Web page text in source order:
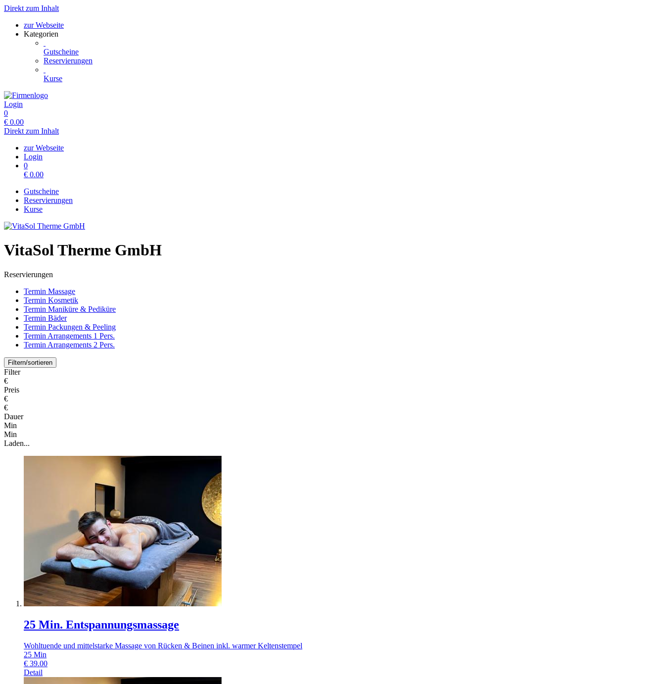
Direkt zum Inhalt
zur Webseite
Kategorien
Gutscheine
Reservierungen
Kurse
Login
0
€ 0.00
Direkt zum Inhalt
zur Webseite
Login
0
€ 0.00
Gutscheine
Reservierungen
Kurse
VitaSol Therme GmbH
Reservierungen
Termin Massage
Termin Kosmetik
Termin Maniküre & Pediküre
Termin Bäder
Termin Packungen & Peeling
Termin Arrangements 1 Pers.
Termin Arrangements 2 Pers.
Filtern/sortieren
Filter
€
Preis
€
€
Dauer
Min
Min
Laden...
25 Min. Entspannungsmassage
Wohltuende und mittelstarke Massage von Rücken & Beinen inkl. warmer Keltenstempel
25 Min
€ 39.00
Detail